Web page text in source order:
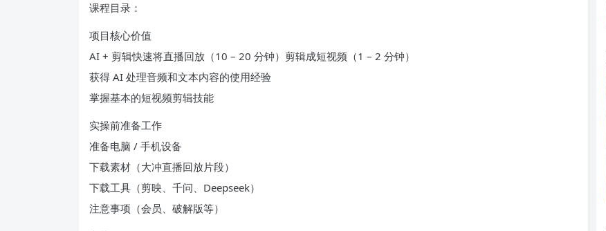
课程目录：
项目核心价值
AI + 剪辑快速将直播回放（10 – 20 分钟）剪辑成短视频（1 – 2 分钟）
获得 AI 处理音频和文本内容的使用经验
掌握基本的短视频剪辑技能
实操前准备工作
准备电脑 / 手机设备
下载素材（大冲直播回放片段）
下载工具（剪映、千问、Deepseek）
注意事项（会员、破解版等）